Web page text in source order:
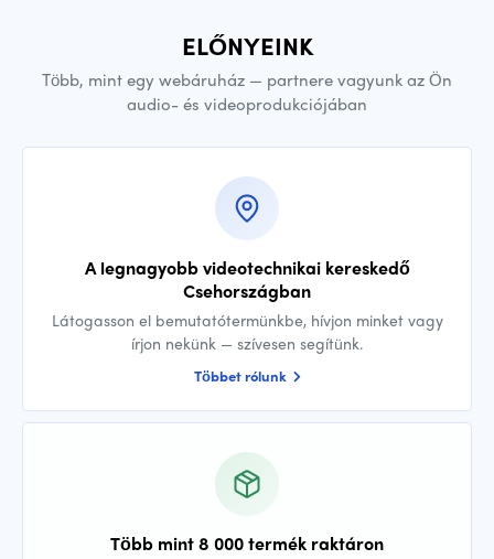
ELŐNYEINK
Több, mint egy webáruház — partnere vagyunk az Ön
audio- és videoprodukciójában
A legnagyobb videotechnikai kereskedő
Csehországban
Látogasson el bemutatótermünkbe, hívjon minket vagy
írjon nekünk — szívesen segítünk.
Többet rólunk
Több mint 8 000 termék raktáron